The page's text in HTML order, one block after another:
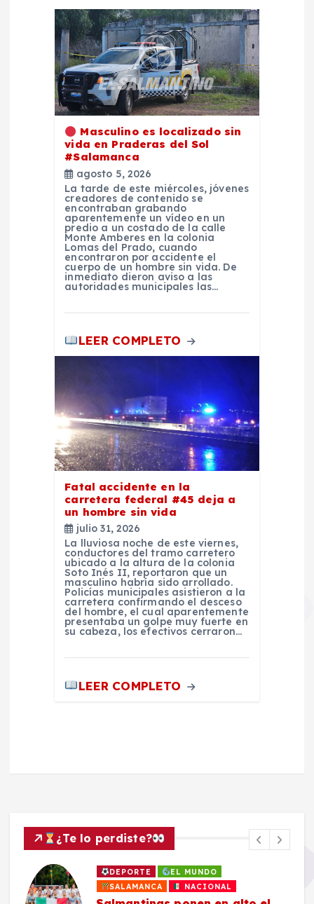
Masculino es localizado sin
vida en Praderas del Sol
#Salamanca
agosto 5, 2026
La tarde de este miércoles, jóvenes
creadores de contenido se
encontraban grabando
aparentemente un vídeo en un
predio a un costado de la calle
Monte Amberes en la colonia
Lomas del Prado, cuando
encontraron por accidente el
cuerpo de un hombre sin vida. De
inmediato dieron aviso a las
autoridades municipales las…
LEER COMPLETO
Fatal accidente en la
carretera federal #45 deja a
un hombre sin vida
julio 31, 2026
La lluviosa noche de este viernes,
conductores del tramo carretero
ubicado a la altura de la colonia
Soto Inés II, reportaron que un
masculino habría sido arrollado.
Policías municipales asistieron a la
carretera confirmando el desceso
del hombre, el cual aparentemente
presentaba un golpe muy fuerte en
su cabeza, los efectivos cerraron…
LEER COMPLETO
¿Te lo perdiste?
DEPORTE
EL MUNDO
SALAMANCA
NACIONAL